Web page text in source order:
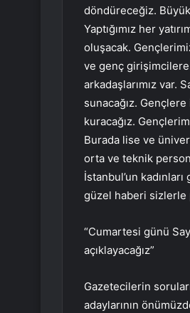
döndüreceğiz.
Yaptığımız her
oluşacak.
ve genç girişimcilere
arkadaşlarımız var.
sunacağız.
kuracağız.
Burada lise ve
orta ve teknik
İstanbul’un
güzel haberi sizlerle
“Cumartesi günü
açıklayacağız”
Gazetecilerin
adaylarının